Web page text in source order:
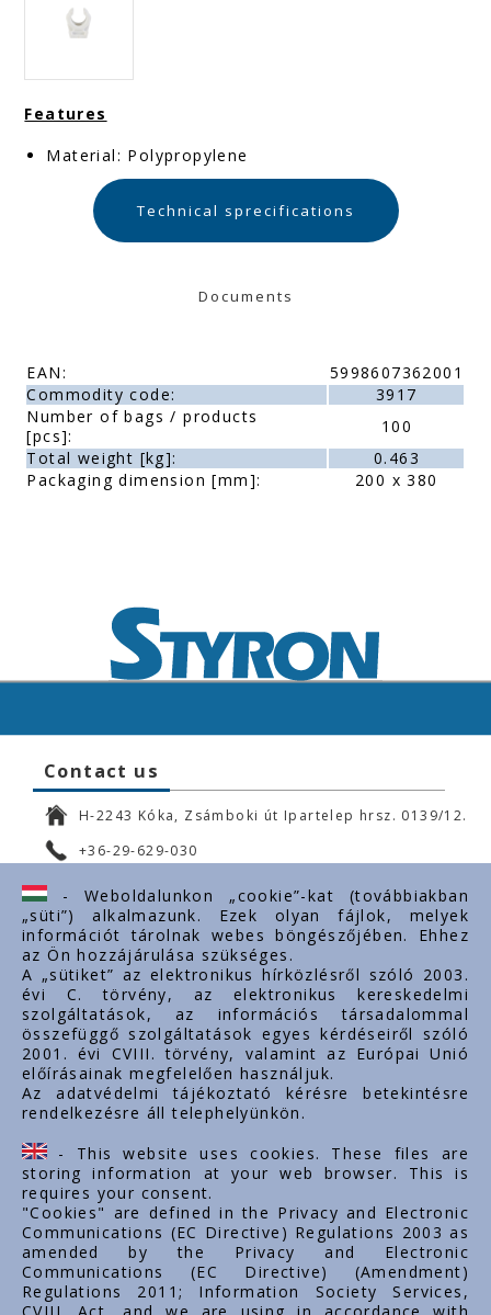
Features
Material: Polypropylene
Technical sprecifications
Documents
EAN:
5998607362001
Commodity code:
3917
Number of bags / products
[pcs]:
100
Total weight [kg]:
0.463
Packaging dimension [mm]:
200 x 380
Contact us
H-2243 Kóka, Zsámboki út Ipartelep hrsz. 0139/12.
+36-29-629-030
ertekesites@styron.hu
export@styron.hu
www.styron.hu
Important links
About us
Documents
Contacts
Career
- Weboldalunkon „cookie”-kat (továbbiakban
„süti”) alkalmazunk. Ezek olyan fájlok, melyek
információt tárolnak webes böngészőjében. Ehhez
az Ön hozzájárulása szükséges.
A „sütiket” az elektronikus hírközlésről szóló 2003.
évi C. törvény, az elektronikus kereskedelmi
szolgáltatások, az információs társadalommal
összefüggő szolgáltatások egyes kérdéseiről szóló
2001. évi CVIII. törvény, valamint az Európai Unió
előírásainak megfelelően használjuk.
Az adatvédelmi tájékoztató kérésre betekintésre
rendelkezésre áll telephelyünkön.
- This website uses cookies. These files are
storing information at your web browser. This is
requires your consent.
"Cookies" are defined in the Privacy and Electronic
Communications (EC Directive) Regulations 2003 as
amended by the Privacy and Electronic
Communications (EC Directive) (Amendment)
Regulations 2011; Information Society Services,